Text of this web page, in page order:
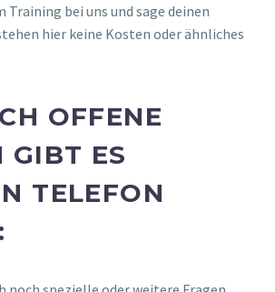
Training bei uns und sage deinen
hier keine Kosten oder ähnliches
OFFENE
GIBT ES
TELEFON